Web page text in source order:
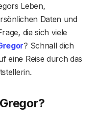
Leben,
Daten und
die sich viele
? Schnall dich
eine Reise durch das